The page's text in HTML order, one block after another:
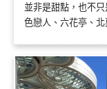
並非是甜點，也不
色戀人、六花亭、